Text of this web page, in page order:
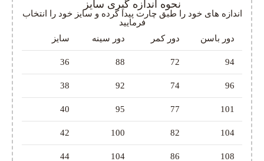
نحوه اندازه گیری سایز
اندازه های خود را طبق چارت پیدا کرده و سایز خود را انتخاب
فرمایید
دور باسن
دور کمر دور سینه سایز
94
72
88
36
96
74
92
38
101
77
95
40
104
82
100
42
108
86
104
44